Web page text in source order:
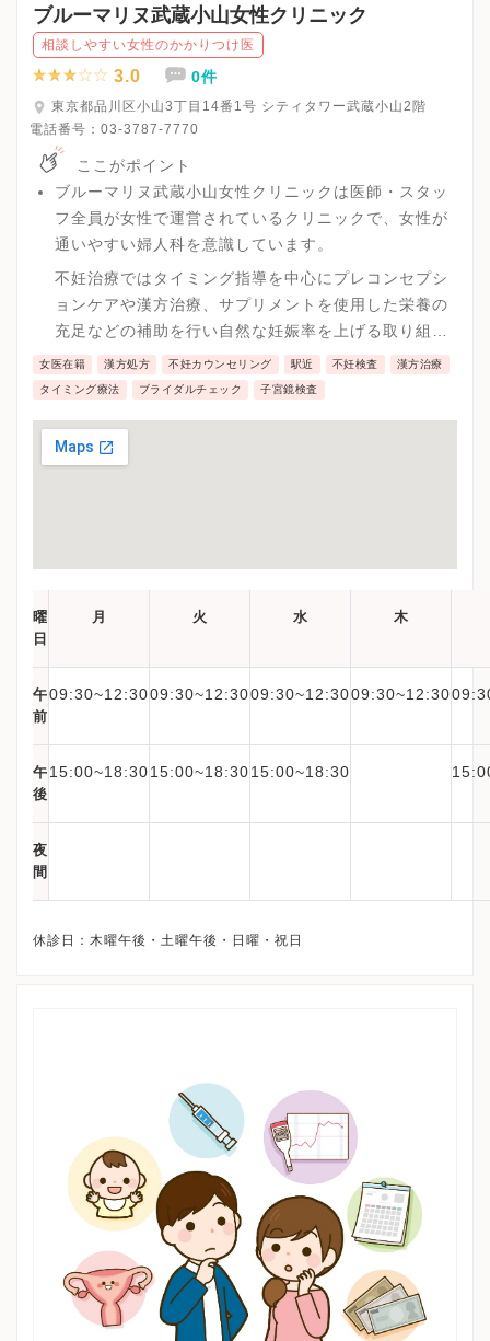
ブルーマリヌ武蔵小山女性クリニック
相談しやすい女性のかかりつけ医
3.0 0件
東京都品川区小山3丁目14番1号 シティタワー武蔵小山2階
電話番号： 03-3787-7770
ここがポイント
ブルーマリヌ武蔵小山女性クリニックは医師・スタッ
フ全員が女性で運営されているクリニックで、女性が
通いやすい婦人科を意識しています。
不妊治療ではタイミング指導を中心にプレコンセプシ
ョンケアや漢方治療、サプリメントを使用した栄養の
充足などの補助を行い自然な妊娠率を上げる取り組み
を実践しています。
女医在籍 漢方処方 不妊カウンセリング 駅近 不妊検査 漢方治療
タイミング療法 ブライダルチェック 子宮鏡検査
曜
日
月 火 水 木
午
前
09:30~12:3009:30~12:3009:30~12:3009:30~12:30
午
後
15:00~18:3015:00~18:3015:00~18:30
夜
間